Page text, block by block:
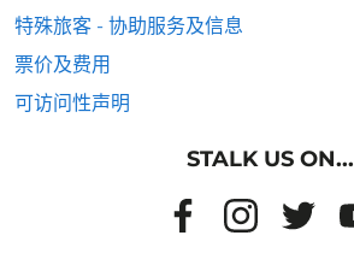
特殊旅客 - 协助服务及信息
票价及费用
可访问性声明
STALK US ON...